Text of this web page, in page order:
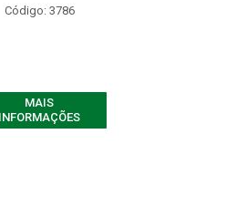
Código: 3786
MAIS
INFORMAÇÕES